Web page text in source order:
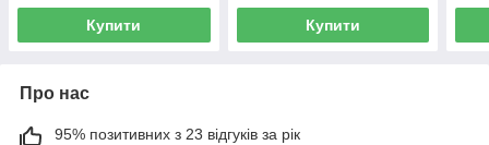
Купити Купити
Про нас
95% позитивних з 23 відгуків за рік